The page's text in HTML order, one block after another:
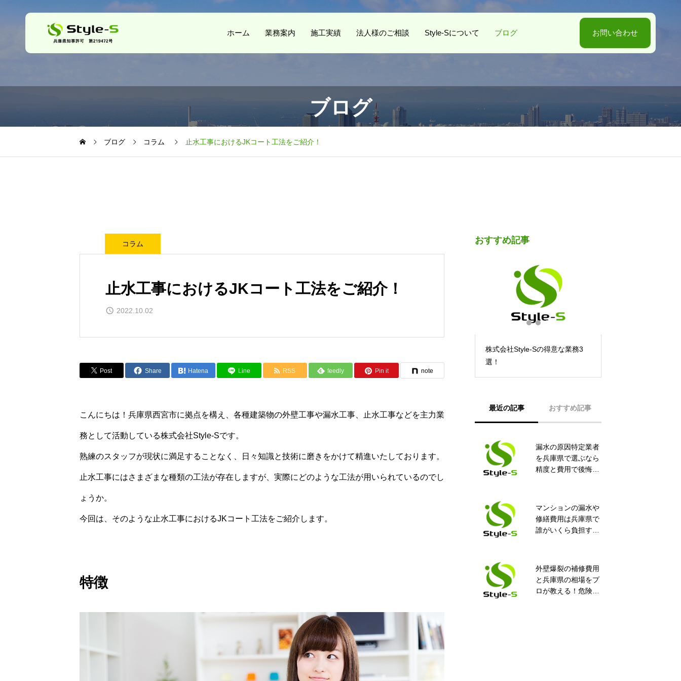
ホーム 業務案内 施工実績 法人様のご相談 Style-Sについて ブログ お問い合わせ
ブログ
ブログ コラム 止水工事におけるJKコート工法をご紹介！
コラム
止水工事におけるJKコート工法をご紹介！
2022.10.02
Post Share Hatena Line RSS feedly Pin it note
こんにちは！兵庫県西宮市に拠点を構え、各種建築物の外壁工事や漏水工事、止水工事などを主力業
務として活動している株式会社Style-Sです。
熟練のスタッフが現状に満足することなく、日々知識と技術に磨きをかけて精進いたしております。
止水工事にはさまざまな種類の工法が存在しますが、実際にどのような工法が用いられているのでし
ょうか。
今回は、そのような止水工事におけるJKコート工法をご紹介します。
特徴
おすすめ記事
社Style-Sにお任せ！
の劣化を知る方法とは
株式会社Style-Sの得意な業務3
選！
最近の記事 おすすめ記事
漏水の原因特定業者
を兵庫県で選ぶなら
精度と費用で後悔し
マンションの漏水や
修繕費用は兵庫県で
誰がいくら負担す
外壁爆裂の補修費用
と兵庫県の相場をプ
ロが教える！危険度
尼崎市 RC造地下
室 止水工事
外壁補修で住まいを
長持ちさせる秘訣
外壁タイル工事は株
式会社Style-Sにお任
せください！